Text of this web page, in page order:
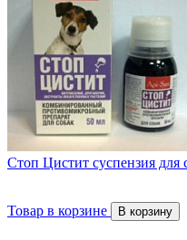
Стоп Цистит суспензия для
Товар в корзине В корзину